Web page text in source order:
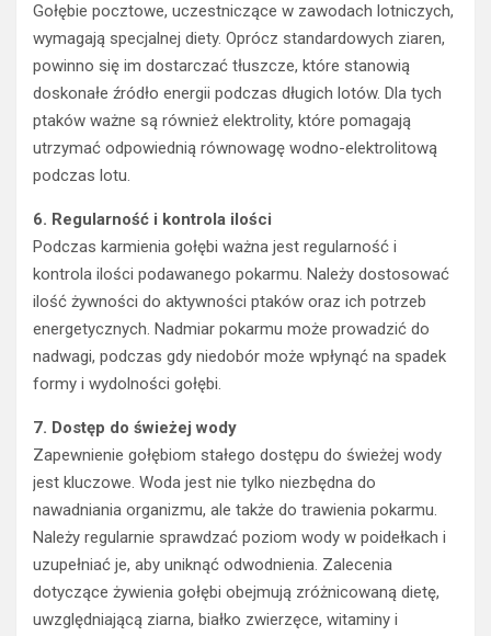
Gołębie pocztowe, uczestniczące w zawodach lotniczych,
wymagają specjalnej diety. Oprócz standardowych ziaren,
powinno się im dostarczać tłuszcze, które stanowią
doskonałe źródło energii podczas długich lotów. Dla tych
ptaków ważne są również elektrolity, które pomagają
utrzymać odpowiednią równowagę wodno-elektrolitową
podczas lotu.
6. Regularność i kontrola ilości
Podczas karmienia gołębi ważna jest regularność i
kontrola ilości podawanego pokarmu. Należy dostosować
ilość żywności do aktywności ptaków oraz ich potrzeb
energetycznych. Nadmiar pokarmu może prowadzić do
nadwagi, podczas gdy niedobór może wpłynąć na spadek
formy i wydolności gołębi.
7. Dostęp do świeżej wody
Zapewnienie gołębiom stałego dostępu do świeżej wody
jest kluczowe. Woda jest nie tylko niezbędna do
nawadniania organizmu, ale także do trawienia pokarmu.
Należy regularnie sprawdzać poziom wody w poidełkach i
uzupełniać je, aby uniknąć odwodnienia. Zalecenia
dotyczące żywienia gołębi obejmują zróżnicowaną dietę,
uwzględniającą ziarna, białko zwierzęce, witaminy i